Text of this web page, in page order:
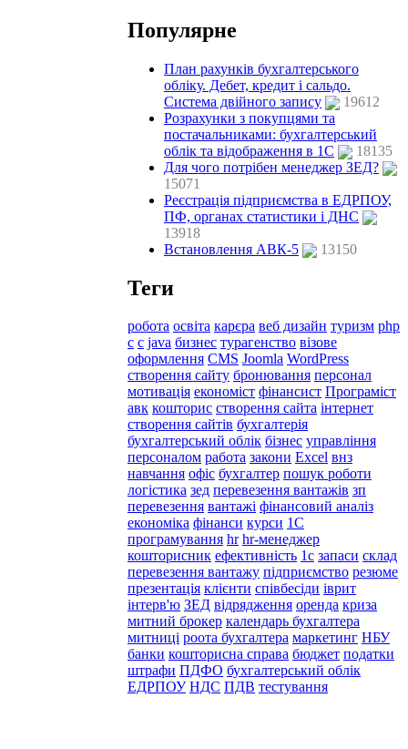
Популярне
План рахунків бухгалтерського
обліку. Дебет, кредит і сальдо.
Система двійного запису
19612
Розрахунки з покупцями та
постачальниками: бухгалтерський
облік та відображення в 1С
18135
Для чого потрібен менеджер ЗЕД?
15071
Реєстрація підприємства в ЕДРПОУ,
ПФ, органах статистики і ДНС
13918
Встановлення АВК-5
13150
Теги
робота освіта карєра веб дизайн туризм php
c с java бизнес турагенство візове
оформлення CMS Joomla WordPress
створення сайту бронювання персонал
мотивація економіст фінансист Програміст
авк кошторис створення сайта інтернет
створення сайтів бухгалтерія
бухгалтерський облік бізнес управління
персоналом работа закони Excel внз
навчання офіс бухгалтер пошук роботи
логістика зед перевезення вантажів зп
перевезення вантажі фінансовий аналіз
економіка фінанси курси 1С
програмування hr hr-менеджер
кошторисник ефективність 1с запаси склад
перевезення вантажу підприємство резюме
презентація клієнти співбесіди іврит
інтерв'ю ЗЕД відрядження оренда криза
митний брокер календарь бухгалтера
митниці роота бухгалтера маркетинг НБУ
банки кошторисна справа бюджет податки
штрафи ПДФО бухгалтерський облік
ЕДРПОУ НДС ПДВ тестування